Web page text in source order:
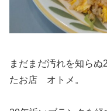
まだまだ汚れを知ら
たお店 オトメ。